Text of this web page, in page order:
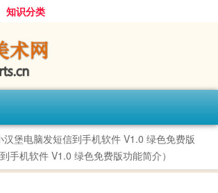
知识分类
汉堡电脑发短信到手机软件 V1.0 绿色免费版
手机软件 V1.0 绿色免费版功能简介）